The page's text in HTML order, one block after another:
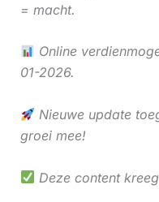
= macht.
Online
01-2026.
Nieuwe update
groei mee!
Deze content